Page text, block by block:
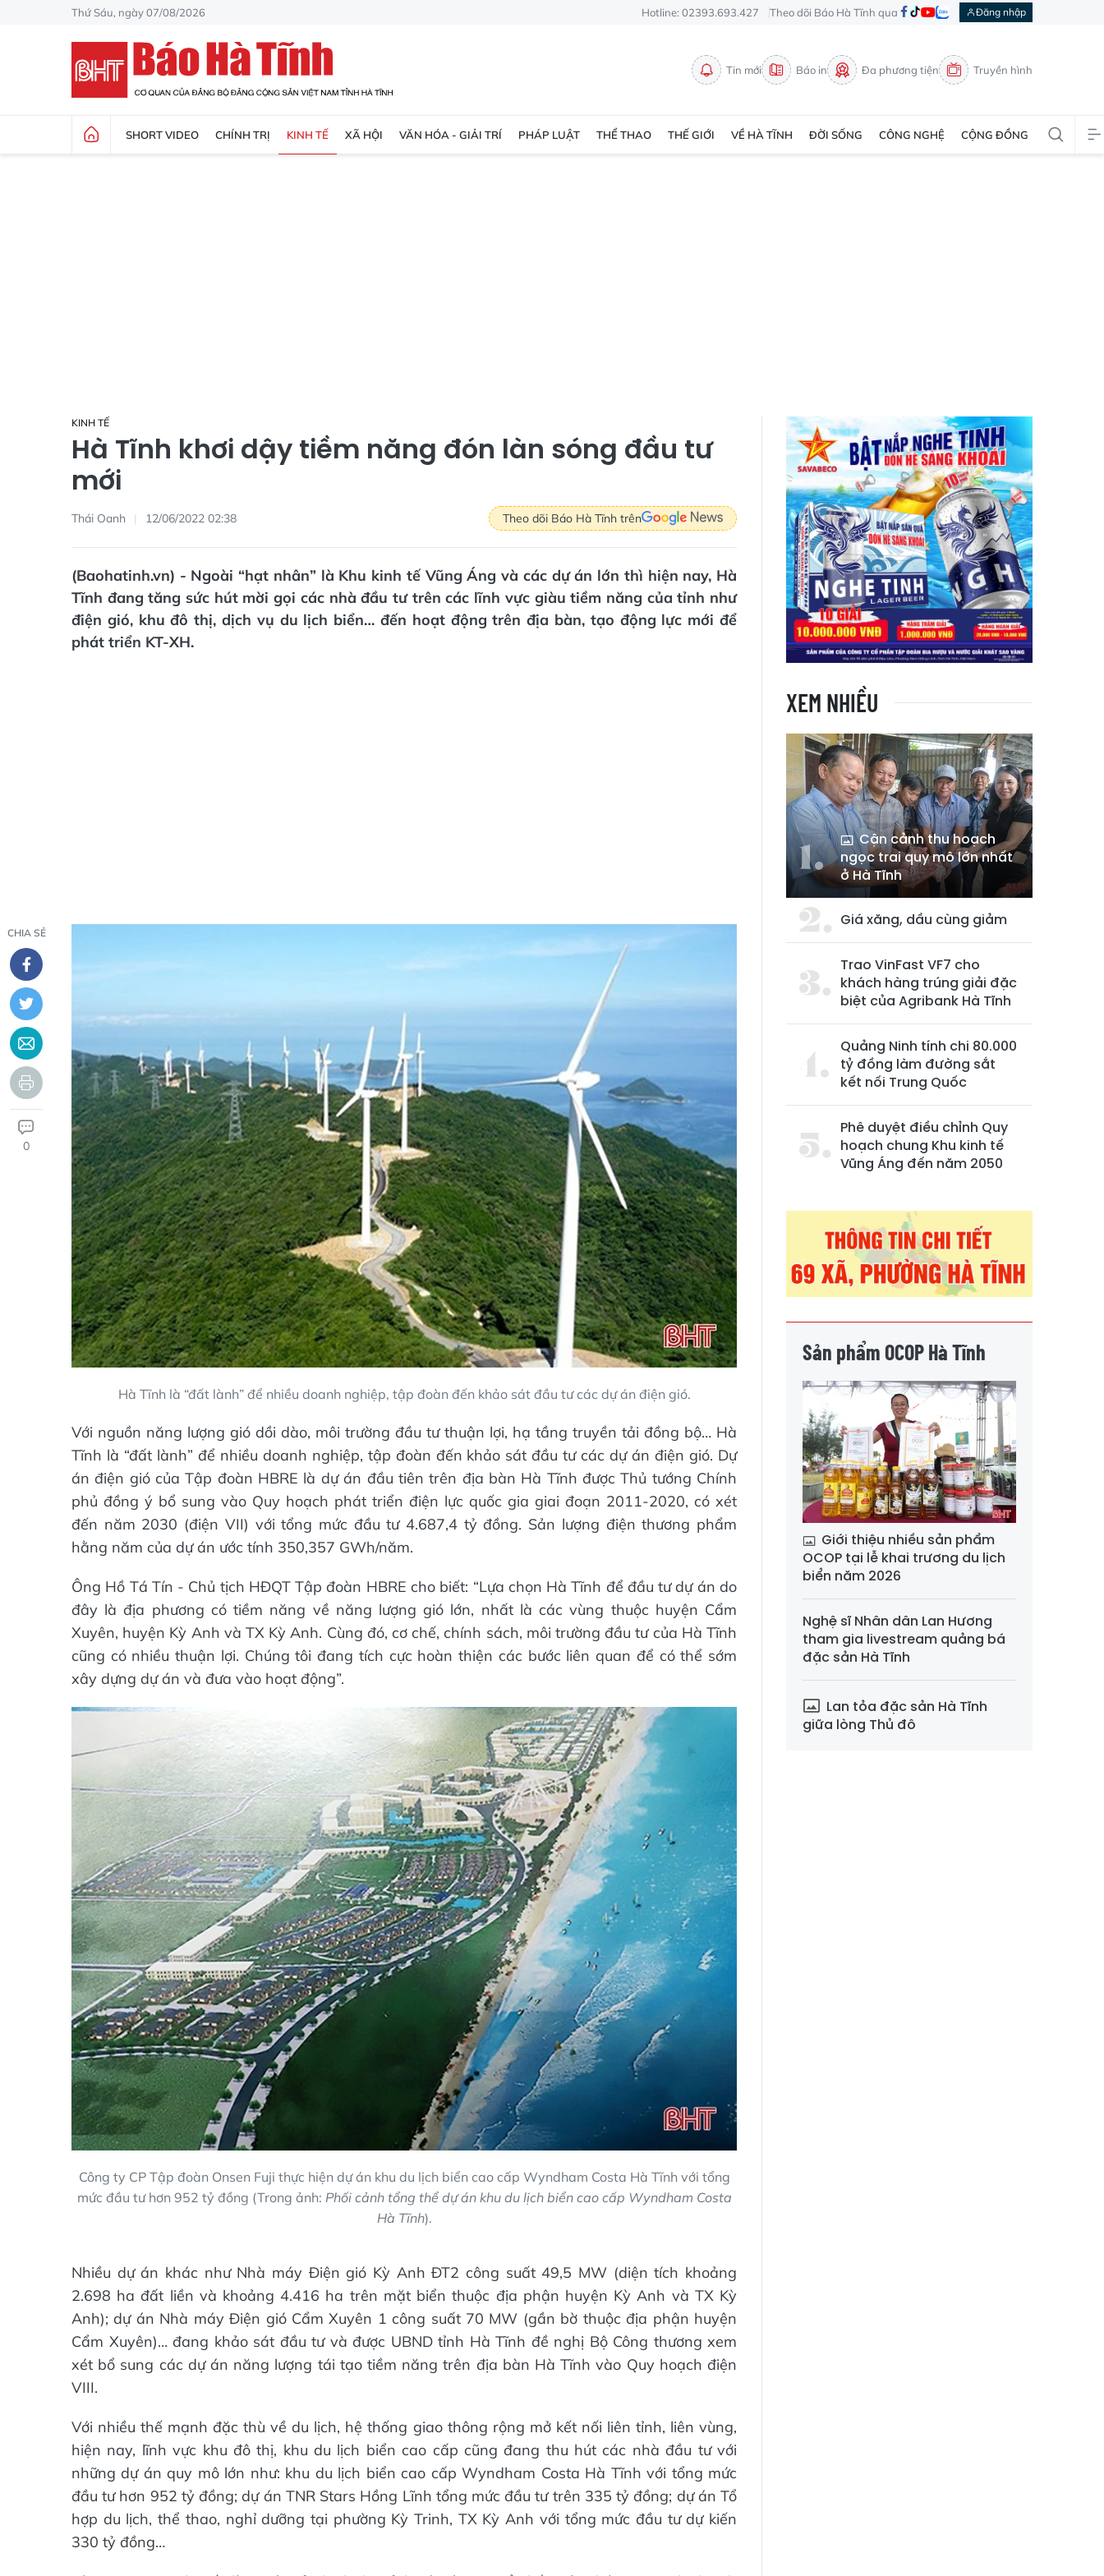
Thứ Sáu, ngày 07/08/2026 Hotline: 02393.693.427 Theo dõi Báo Hà Tĩnh qua Đăng nhập
Tin mới Báo in Đa phương tiện Truyền hình
SHORT VIDEO CHÍNH TRỊ KINH TẾ XÃ HỘI VĂN HÓA - GIẢI TRÍ PHÁP LUẬT THỂ THAO THẾ GIỚI VỀ HÀ TĨNH ĐỜI SỐNG CÔNG NGHỆ CỘNG ĐỒNG
KINH TẾ
Hà Tĩnh khơi dậy tiềm năng đón làn sóng đầu tư
mới
Thái Oanh 12/06/2022 02:38 Theo dõi Báo Hà Tĩnh trên
(Baohatinh.vn) - Ngoài “hạt nhân” là Khu kinh tế Vũng Áng và các dự án lớn thì hiện nay, Hà
Tĩnh đang tăng sức hút mời gọi các nhà đầu tư trên các lĩnh vực giàu tiềm năng của tỉnh như
điện gió, khu đô thị, dịch vụ du lịch biển… đến hoạt động trên địa bàn, tạo động lực mới để
phát triển KT-XH.
CHIA SẺ
0
Hà Tĩnh là “đất lành” để nhiều doanh nghiệp, tập đoàn đến khảo sát đầu tư các dự án điện gió.
Với nguồn năng lượng gió dồi dào, môi trường đầu tư thuận lợi, hạ tầng truyền tải đồng bộ… Hà
Tĩnh là “đất lành” để nhiều doanh nghiệp, tập đoàn đến khảo sát đầu tư các dự án điện gió. Dự
án điện gió của Tập đoàn HBRE là dự án đầu tiên trên địa bàn Hà Tĩnh được Thủ tướng Chính
phủ đồng ý bổ sung vào Quy hoạch phát triển điện lực quốc gia giai đoạn 2011-2020, có xét
đến năm 2030 (điện VII) với tổng mức đầu tư 4.687,4 tỷ đồng. Sản lượng điện thương phẩm
hằng năm của dự án ước tính 350,357 GWh/năm.
Ông Hồ Tá Tín - Chủ tịch HĐQT Tập đoàn HBRE cho biết: “Lựa chọn Hà Tĩnh để đầu tư dự án do
đây là địa phương có tiềm năng về năng lượng gió lớn, nhất là các vùng thuộc huyện Cẩm
Xuyên, huyện Kỳ Anh và TX Kỳ Anh. Cùng đó, cơ chế, chính sách, môi trường đầu tư của Hà Tĩnh
cũng có nhiều thuận lợi. Chúng tôi đang tích cực hoàn thiện các bước liên quan để có thể sớm
xây dựng dự án và đưa vào hoạt động”.
Công ty CP Tập đoàn Onsen Fuji thực hiện dự án khu du lịch biển cao cấp Wyndham Costa Hà Tĩnh với tổng
mức đầu tư hơn 952 tỷ đồng (Trong ảnh: Phối cảnh tổng thể dự án khu du lịch biển cao cấp Wyndham Costa
Hà Tĩnh).
Nhiều dự án khác như Nhà máy Điện gió Kỳ Anh ĐT2 công suất 49,5 MW (diện tích khoảng
2.698 ha đất liền và khoảng 4.416 ha trên mặt biển thuộc địa phận huyện Kỳ Anh và TX Kỳ
Anh); dự án Nhà máy Điện gió Cẩm Xuyên 1 công suất 70 MW (gần bờ thuộc địa phận huyện
Cẩm Xuyên)… đang khảo sát đầu tư và được UBND tỉnh Hà Tĩnh đề nghị Bộ Công thương xem
xét bổ sung các dự án năng lượng tái tạo tiềm năng trên địa bàn Hà Tĩnh vào Quy hoạch điện
VIII.
Với nhiều thế mạnh đặc thù về du lịch, hệ thống giao thông rộng mở kết nối liên tỉnh, liên vùng,
hiện nay, lĩnh vực khu đô thị, khu du lịch biển cao cấp cũng đang thu hút các nhà đầu tư với
những dự án quy mô lớn như: khu du lịch biển cao cấp Wyndham Costa Hà Tĩnh với tổng mức
đầu tư hơn 952 tỷ đồng; dự án TNR Stars Hồng Lĩnh tổng mức đầu tư trên 335 tỷ đồng; dự án Tổ
hợp du lịch, thể thao, nghỉ dưỡng tại phường Kỳ Trinh, TX Kỳ Anh với tổng mức đầu tư dự kiến
330 tỷ đồng…
XEM NHIỀU
Cận cảnh thu hoạch
ngọc trai quy mô lớn nhất
ở Hà Tĩnh
Giá xăng, dầu cùng giảm
Trao VinFast VF7 cho
khách hàng trúng giải đặc
biệt của Agribank Hà Tĩnh
Quảng Ninh tính chi 80.000
tỷ đồng làm đường sắt
kết nối Trung Quốc
Phê duyệt điều chỉnh Quy
hoạch chung Khu kinh tế
Vũng Áng đến năm 2050
Sản phẩm OCOP Hà Tĩnh
Giới thiệu nhiều sản phẩm
OCOP tại lễ khai trương du lịch
biển năm 2026
Nghệ sĩ Nhân dân Lan Hương
tham gia livestream quảng bá
đặc sản Hà Tĩnh
Lan tỏa đặc sản Hà Tĩnh
giữa lòng Thủ đô